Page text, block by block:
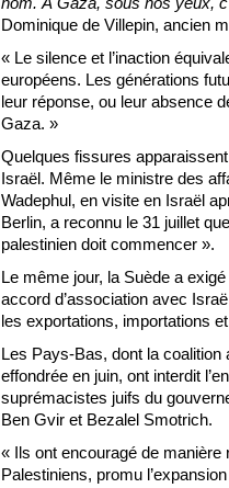
Dominique de Villepin, ancien
« Le silence et l’inaction
européens. Les générations
leur réponse, ou leur absence
Gaza. »
Quelques fissures
Israël. Même le ministre des
Wadephul, en visite en Israël
Berlin, a reconnu le 31 juillet
palestinien doit commencer ».
Le même jour, la Suède a
accord d’association avec
les exportations, importations
Les Pays-Bas, dont la coalition
effondrée en juin, ont interdit
suprémacistes juifs du
Ben Gvir et Bezalel Smotrich.
« Ils ont encouragé de
Palestiniens, promu